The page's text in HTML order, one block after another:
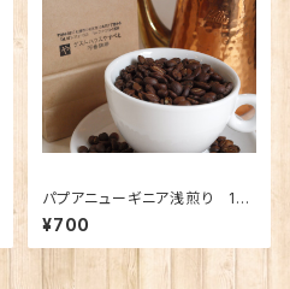
パプアニューギニア浅煎り 10
0g
¥700